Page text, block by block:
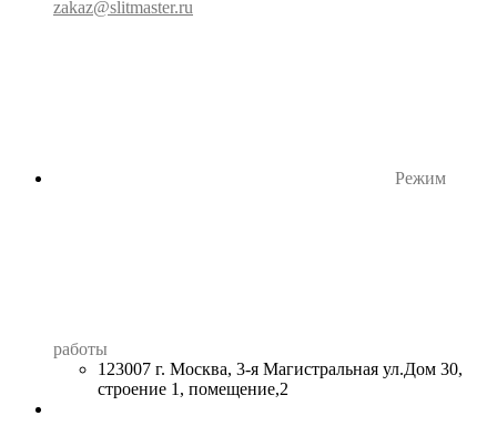
zakaz@slitmaster.ru
Режим
работы
123007 г. Москва, 3-я Магистральная ул.Дом 30,
строение 1, помещение,2